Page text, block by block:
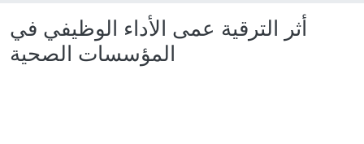
أثر الترقية عمى الأداء الوظيفي في
المؤسسات الصحية